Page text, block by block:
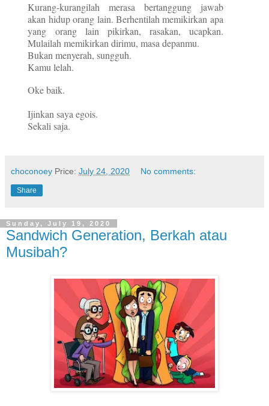
Kurang-kurangilah merasa bertanggung jawab
akan hidup orang lain. Berhentilah memikirkan apa
yang orang lain pikirkan, rasakan, ucapkan.
Mulailah memikirkan dirimu, masa depanmu.
Bukan menyerah, sungguh.
Kamu lelah.
Oke baik.
Ijinkan saya egois.
Sekali saja.
choconoey Price: July 24, 2020 No comments:
Share
Sunday, July 19, 2020
Sandwich Generation, Berkah atau
Musibah?